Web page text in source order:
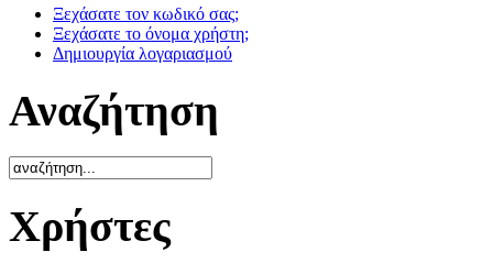
Ξεχάσατε τον κωδικό σας;
Ξεχάσατε το όνομα χρήστη;
Δημιουργία λογαριασμού
Αναζήτηση
Χρήστες